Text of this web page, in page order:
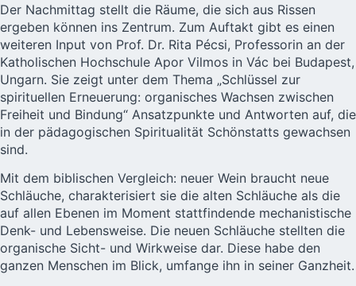
Der Nachmittag stellt die Räume, die sich aus Rissen
ergeben können ins Zentrum. Zum Auftakt gibt es einen
weiteren Input von Prof. Dr. Rita Pécsi, Professorin an der
Katholischen Hochschule Apor Vilmos in Vác bei Budapest,
Ungarn. Sie zeigt unter dem Thema „Schlüssel zur
spirituellen Erneuerung: organisches Wachsen zwischen
Freiheit und Bindung“ Ansatzpunkte und Antworten auf, die
in der pädagogischen Spiritualität Schönstatts gewachsen
sind.
Mit dem biblischen Vergleich: neuer Wein braucht neue
Schläuche, charakterisiert sie die alten Schläuche als die
auf allen Ebenen im Moment stattfindende mechanistische
Denk- und Lebensweise. Die neuen Schläuche stellten die
organische Sicht- und Wirkweise dar. Diese habe den
ganzen Menschen im Blick, umfange ihn in seiner Ganzheit.